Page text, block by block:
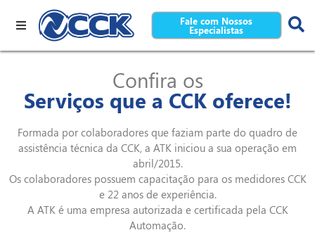
Fale com Nossos
Especialistas
Confira os
Serviços que a CCK oferece!
Formada por colaboradores que faziam parte do quadro de
assistência técnica da CCK, a ATK iniciou a sua operação em
abril/2015.
Os colaboradores possuem capacitação para os medidores CCK
e 22 anos de experiência.
A ATK é uma empresa autorizada e certificada pela CCK
Automação.